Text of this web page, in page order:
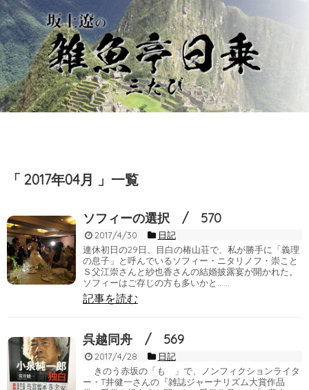
「 2017年04月 」一覧
ソフィーの選択 / 570
2017/4/30
日記
連休初日の29日、目白の椿山荘で、私が勝手に「義理
の息子」と呼んでいるソフィー・ニタリノフ・崇こと
Ｓ父江崇さんと紗也香さんの結婚披露宴が開かれた。
ソフィーはご存じの方も多いかと……
記事を読む
呉越同舟 / 569
2017/4/28
日記
きのう赤坂の「もゝ」で、ノンフィクションライタ
ー・T井健一さんの『雑誌ジャーナリズム大賞作品